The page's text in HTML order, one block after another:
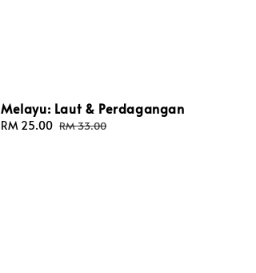
Melayu: Laut & Perdagangan
Sale
RM 25.00 Regular
RM 33.00